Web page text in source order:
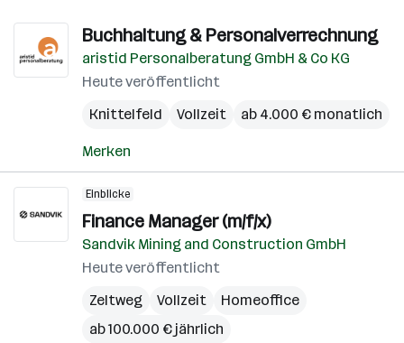
Buchhaltung & Personalverrechnung
aristid Personalberatung GmbH & Co KG
Heute veröffentlicht
Knittelfeld
Vollzeit ab 4.000 € monatlich
Merken
Einblicke
Finance Manager (m/f/x)
Sandvik Mining and Construction GmbH
Heute veröffentlicht
Zeltweg
Vollzeit
Homeoffice
ab 100.000 € jährlich